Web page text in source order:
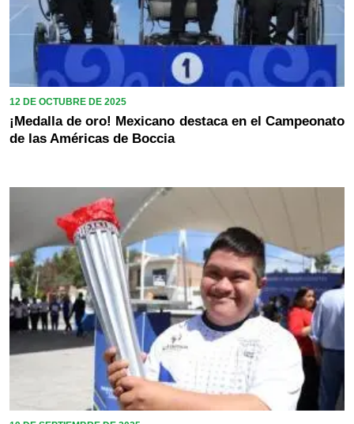
12 DE OCTUBRE DE 2025
¡Medalla de oro! Mexicano destaca en el Campeonato
de las Américas de Boccia